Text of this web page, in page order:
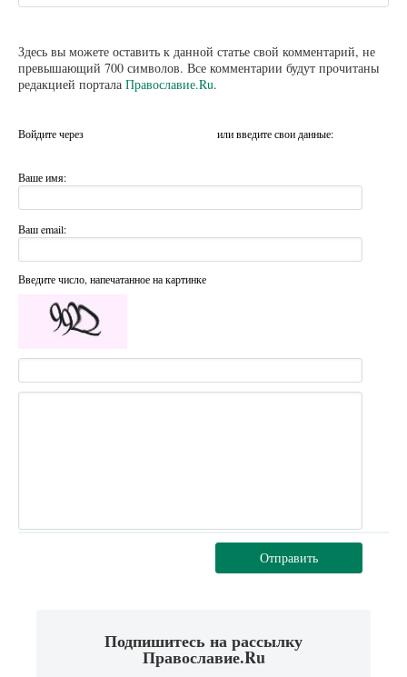
Здесь вы можете оставить к данной статье свой комментарий, не
превышающий 700 символов. Все комментарии будут прочитаны
редакцией портала Православие.Ru.
Войдите через или введите свои данные:
Ваше имя:
Ваш email:
Введите число, напечатанное на картинке
Отправить
Подпишитесь на рассылку
Православие.Ru